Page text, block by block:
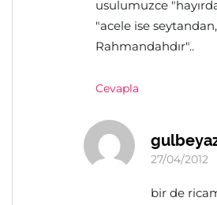
usulumuzce
"acele ise
Rahmandahdır"..
Cevapla
27/04/2012
bir de